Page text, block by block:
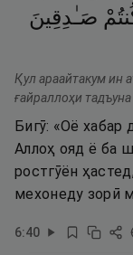
صَـٰدِقِينَ
Қул араайтакум ин
ғайраллоҳи
Бигӯ: «Оё хабар
Аллоҳ ояд ё ба
ростгӯён
мехонеду зорӣ
6:40